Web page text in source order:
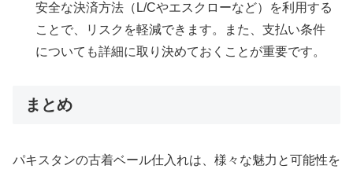
安全な決済方法（L/Cやエスクローなど）を利用する
ことで、リスクを軽減できます。また、支払い条件
についても詳細に取り決めておくことが重要です。
まとめ
パキスタンの古着ベール仕入れは、様々な魅力と可能性を